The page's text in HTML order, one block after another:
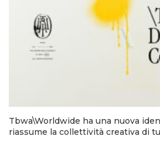
Tbwa\Worldwide ha una nuova
riassume la collettività creativa di